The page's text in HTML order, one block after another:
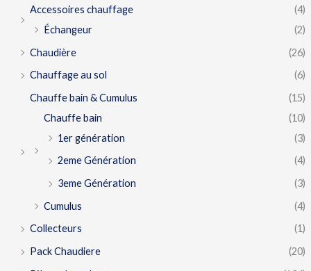
Accessoires chauffage
(4)
Échangeur
(2)
Chaudière
(26)
Chauffage au sol
(6)
Chauffe bain & Cumulus
(15)
Chauffe bain
(10)
1er génération
(3)
2eme Génération
(4)
3eme Génération
(3)
Cumulus
(4)
Collecteurs
(1)
Pack Chaudiere
(20)